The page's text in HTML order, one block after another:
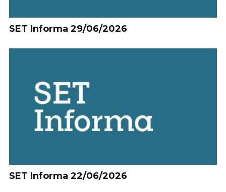
SET Informa 29/06/2026
SET Informa 22/06/2026